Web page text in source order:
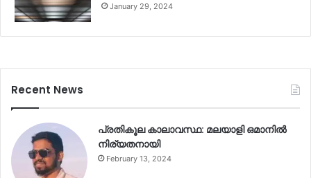
January 29, 2024
Recent News
പ്രതികൂല കാലാവസ്ഥ: മലയാളി ഒമാനിൽ
നിര്യതനായി
February 13, 2024